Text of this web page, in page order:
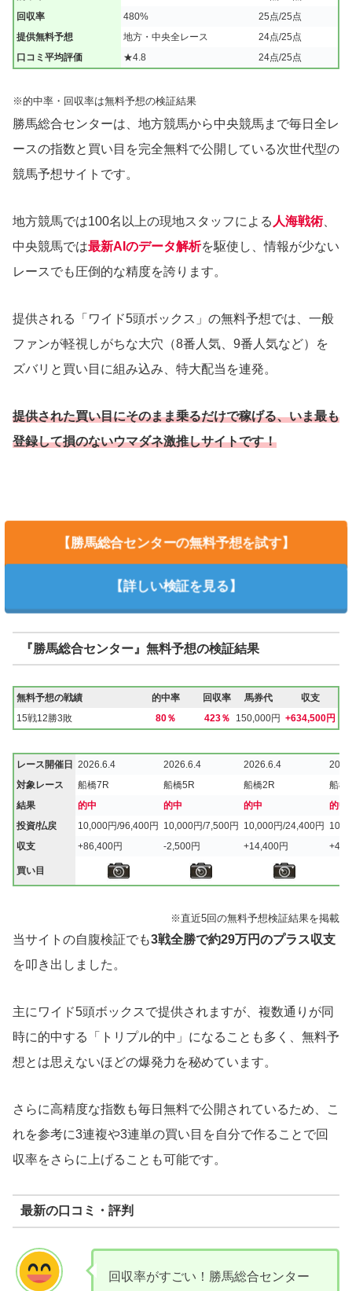
回収率 480% 25点/25点
提供無料予想 地方・中央全レース 24点/25点
口コミ平均評価 ★4.8 24点/25点
※的中率・回収率は無料予想の検証結果
勝馬総合センターは、地方競馬から中央競馬まで毎日全レ
ースの指数と買い目を完全無料で公開している次世代型の
競馬予想サイトです。
地方競馬では100名以上の現地スタッフによる 人海戦術、
中央競馬では最新AIのデータ解析を駆使し、情報が少ない
レースでも圧倒的な精度を誇ります。
提供される「ワイド5頭ボックス」の無料予想では、一般
ファンが軽視しがちな大穴（8番人気、9番人気など）を
ズバリと買い目に組み込み、特大配当を連発。
提供された買い目にそのまま乗るだけで稼げる、いま最も
登録して損のないウマダネ激推しサイトです！
【勝馬総合センターの無料予想を試す】
【詳しい検証を見る】
『勝馬総合センター』無料予想の検証結果
無料予想の戦績 的中率 回収率 馬券代 収支
15戦12勝3敗 80％ 423％ 150,000円 +634,500円
レース開催日 2026.6.4 2026.6.4 2026.6.4
対象レース 船橋7R 船橋5R 船橋2R 船橋
結果 的中 的中 的中 的中
投資/払戻 10,000円/96,400円 10,000円/7,500円 10,000円/24,400円
収支 +86,400円 -2,500円 +14,400円
買い目
※直近5回の無料予想検証結果を掲載
当サイトの自腹検証でも3戦全勝で約29万円のプラス収支
を叩き出しました。
主にワイド5頭ボックスで提供されますが、複数通りが同
時に的中する「トリプル的中」になることも多く、無料予
想とは思えないほどの爆発力を秘めています。
さらに高精度な指数も毎日無料で公開されているため、こ
れを参考に3連複や3連単の買い目を自分で作ることで回
収率をさらに上げることも可能です。
最新の口コミ・評判
回収率がすごい！勝馬総合センター